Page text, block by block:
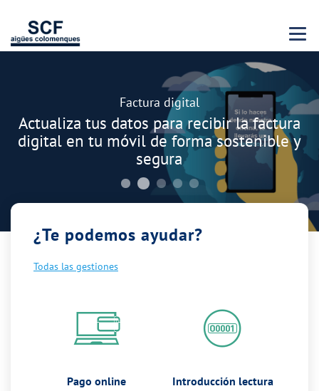
Menu
Descubre nuestro programa de Becas "Jóvenes
Talentos"
Buscamos jóvenes brillantes que quieran
cursar estudios universitarios
¿Te podemos ayudar?
Todas las gestiones
Pago online Introducción lectura